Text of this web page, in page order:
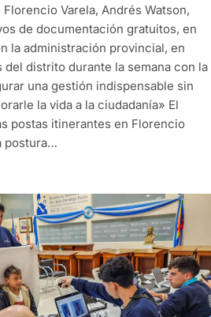
Varela, Andrés Watson,
de documentación gratuitos, en
la administración provincial, en
distrito durante la semana con la
una gestión indispensable sin
la vida a la ciudadanía» El
postas itinerantes en Florencio
postura…